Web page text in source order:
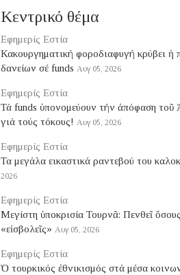
Κεντρικό θέμα
Εφημερίς Εστία
Κακουργηματική φοροδιαφυγή κρύβει ἡ
δανείων σέ funds Αυγ 05, 2026
Εφημερίς Εστία
Τά funds ὑπονομεύουν τήν ἀπόφαση τοῦ
γιά τούς τόκους! Αυγ 05, 2026
Εφημερίς Εστία
Τα μεγάλα εικαστικά ραντεβού του
2026
Εφημερίς Εστία
Μεγίστη ὑποκρισία Τουρνᾶ: Πενθεῖ
«εἰσβολεῖς» Αυγ 05, 2026
Εφημερίς Εστία
Ὁ τουρκικός ἐθνικισμός στά μέσα